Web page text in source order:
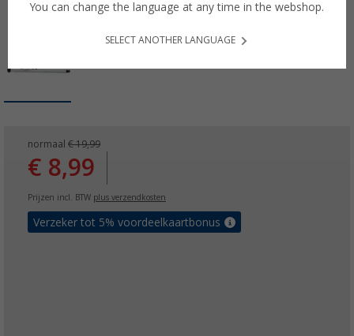
normaal € 19,99
€ 8,99
Prijzen incl. BTW plus verzendkosten
Verzeker tot 5% voordeelkaartbonus
You can change the language at any time in the webshop.
SELECT ANOTHER LANGUAGE